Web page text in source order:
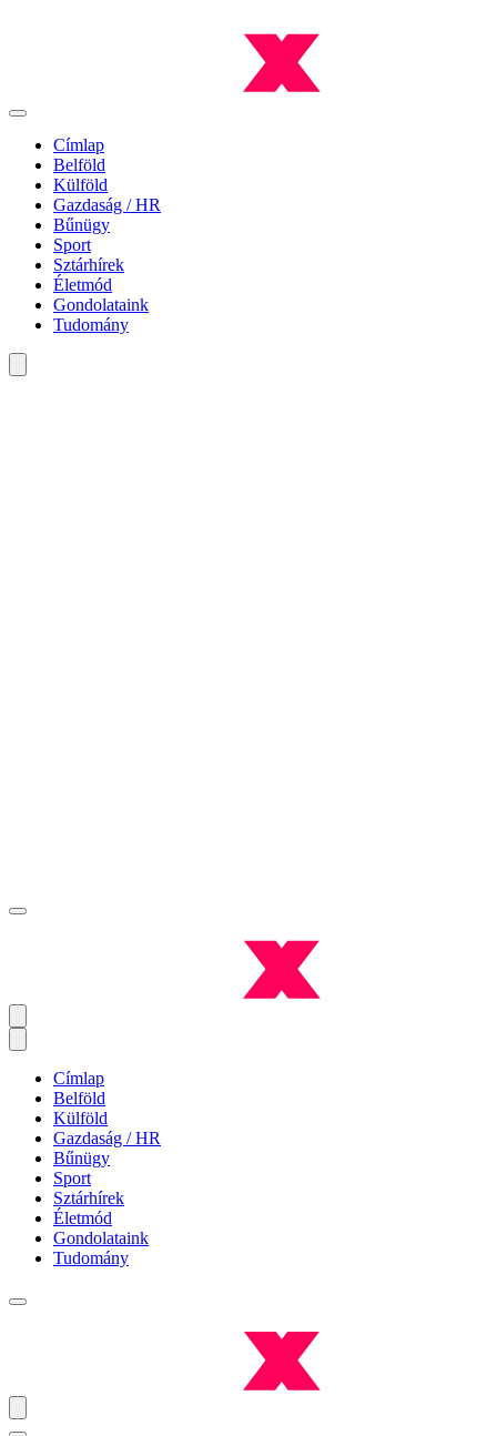
Címlap
Belföld
Külföld
Gazdaság / HR
Bűnügy
Sport
Sztárhírek
Életmód
Gondolataink
Tudomány
Címlap
Belföld
Külföld
Gazdaság / HR
Bűnügy
Sport
Sztárhírek
Életmód
Gondolataink
Tudomány